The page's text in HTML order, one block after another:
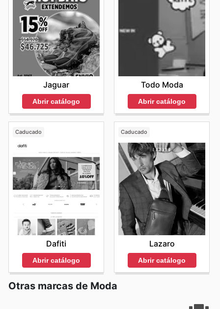
Jaguar
Abrir catálogo
Todo Moda
Abrir catálogo
Caducado
Dafiti
Abrir catálogo
Caducado
Lazaro
Abrir catálogo
Otras marcas de Moda